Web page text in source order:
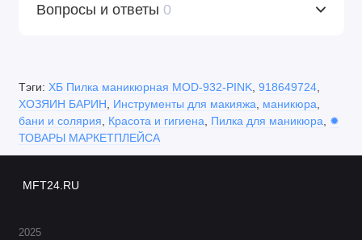
Вопросы и ответы 0
Тэги: ХБ Пилка маникюрная MOD-932-PINK, 918649724,
ХОЗЯИН БАРИН
Инструменты для макияжа маникюра
бани и солярия
Красота и гигиена Пилка для маникюра
✹
ТОВАРЫ МАРКЕТПЛЕЙСА
MFT24.RU
2025